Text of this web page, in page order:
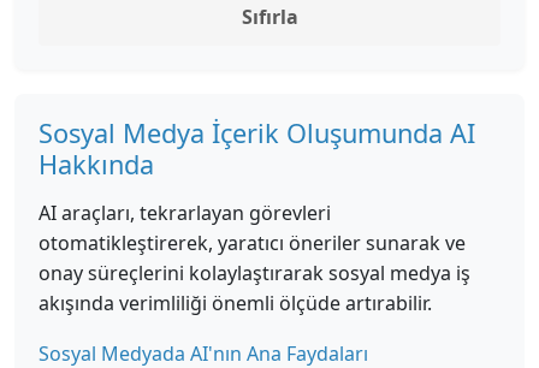
Sıfırla
Sosyal Medya İçerik Oluşumunda AI
Hakkında
AI araçları, tekrarlayan görevleri
otomatikleştirerek, yaratıcı öneriler sunarak ve
onay süreçlerini kolaylaştırarak sosyal medya iş
akışında verimliliği önemli ölçüde artırabilir.
Sosyal Medyada AI'nın Ana Faydaları